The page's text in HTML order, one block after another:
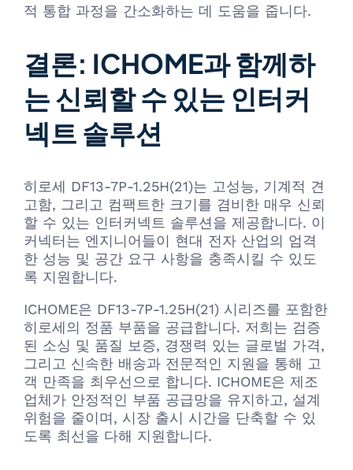
적 통합 과정을 간소화하는 데 도움을 줍니다.
결론: ICHOME과 함께하
는 신뢰할 수 있는 인터커
넥트 솔루션
히로세 DF13-7P-1.25H(21)는 고성능, 기계적 견
고함, 그리고 컴팩트한 크기를 겸비한 매우 신뢰
할 수 있는 인터커넥트 솔루션을 제공합니다. 이
커넥터는 엔지니어들이 현대 전자 산업의 엄격
한 성능 및 공간 요구 사항을 충족시킬 수 있도
록 지원합니다.
ICHOME은 DF13-7P-1.25H(21) 시리즈를 포함한
히로세의 정품 부품을 공급합니다. 저희는 검증
된 소싱 및 품질 보증, 경쟁력 있는 글로벌 가격,
그리고 신속한 배송과 전문적인 지원을 통해 고
객 만족을 최우선으로 합니다. ICHOME은 제조
업체가 안정적인 부품 공급망을 유지하고, 설계
위험을 줄이며, 시장 출시 시간을 단축할 수 있
도록 최선을 다해 지원합니다.